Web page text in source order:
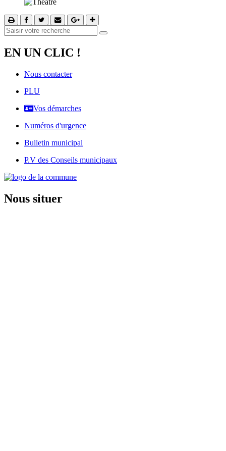
EN UN CLIC !
Nous contacter
PLU
Vos démarches
Numéros d'urgence
Bulletin municipal
P.V des Conseils municipaux
Nous situer